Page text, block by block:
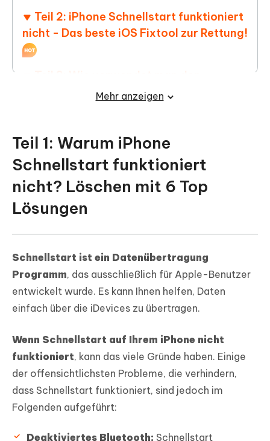
Teil 2: iPhone Schnellstart funktioniert
nicht - Das beste iOS Fixtool zur Rettung!
Schnellstart auf dem iPhone richtig?
funktioniert nicht?
Mehr anzeigen
Teil 1: Warum iPhone
Schnellstart funktioniert
nicht? Löschen mit 6 Top
Lösungen
Schnellstart ist ein Datenübertragung
Programm, das ausschließlich für Apple-Benutzer
entwickelt wurde. Es kann Ihnen helfen, Daten
einfach über die iDevices zu übertragen.
Wenn Schnellstart auf Ihrem iPhone nicht
funktioniert, kann das viele Gründe haben. Einige
der offensichtlichsten Probleme, die verhindern,
dass Schnellstart funktioniert, sind jedoch im
Folgenden aufgeführt:
Deaktiviertes Bluetooth: Schnellstart